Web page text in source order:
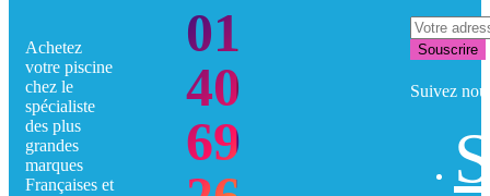
Achetez
votre piscine
chez le
spécialiste
des plus
grandes
marques
Françaises et
01
40
69
Souscrire
Suivez